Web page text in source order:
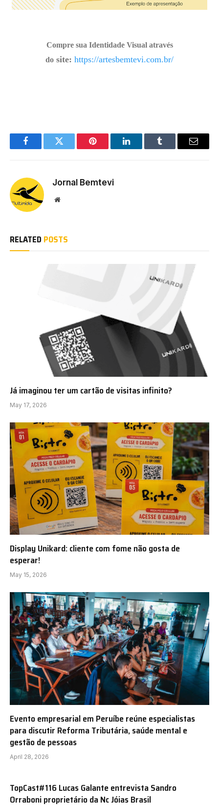
Compre sua Identidade Visual através
do site: https://artesbemtevi.com.br/
FacebookTwitter Pinterest LinkedInTumblr Email
Jornal Bemtevi
Website
RELATED POSTS
Já imaginou ter um cartão de visitas infinito?
May 17, 2026
Display Unikard: cliente com fome não gosta de
esperar!
May 15, 2026
Evento empresarial em Peruíbe reúne especialistas
para discutir Reforma Tributária, saúde mental e
gestão de pessoas
April 28, 2026
TopCast#116 Lucas Galante entrevista Sandro
Orraboni proprietário da Nc Jóias Brasil